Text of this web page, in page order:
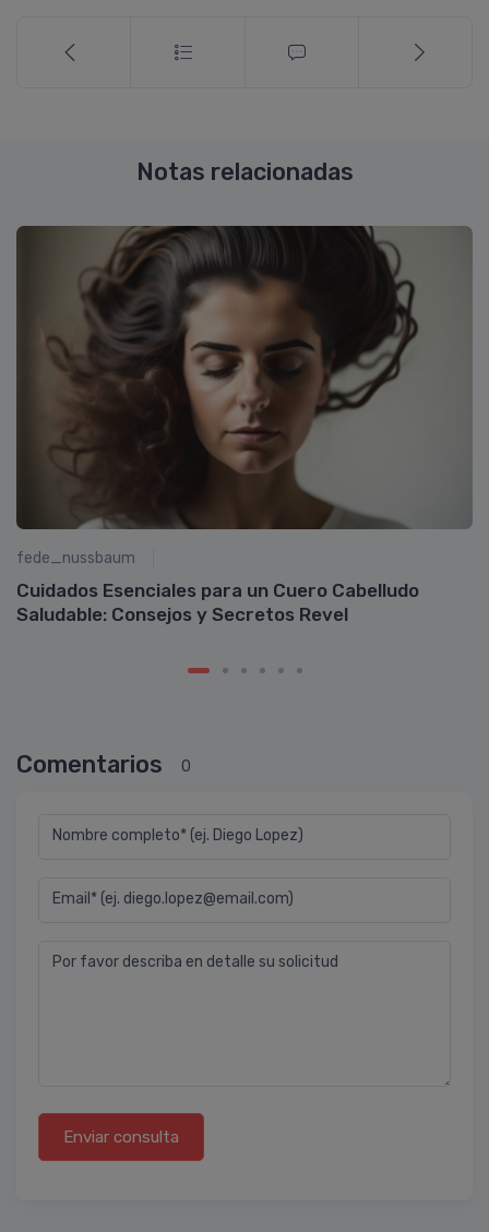
Notas relacionadas
fede_nussbaum
Cuidados Esenciales para un Cuero Cabelludo
Saludable: Consejos y Secretos Revel
Comentarios 0
Nombre completo* (ej. Diego Lopez)
Email* (ej. diego.lopez@email.com)
Por favor describa en detalle su solicitud
Enviar consulta